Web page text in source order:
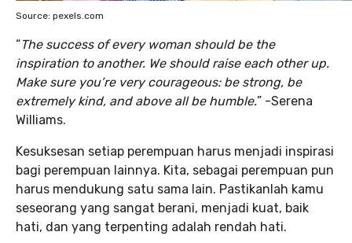
Source: pexels.com
“The success of every woman should be the
inspiration to another. We should raise each other up.
Make sure you’re very courageous: be strong, be
extremely kind, and above all be humble.” -Serena
Williams.
Kesuksesan setiap perempuan harus menjadi inspirasi
bagi perempuan lainnya. Kita, sebagai perempuan pun
harus mendukung satu sama lain. Pastikanlah kamu
seseorang yang sangat berani, menjadi kuat, baik
hati, dan yang terpenting adalah rendah hati.